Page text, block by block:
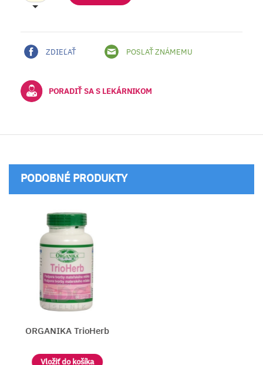
ZDIEĽAŤ POSLAŤ ZNÁMEMU
PORADIŤ SA S LEKÁRNIKOM
PODOBNÉ PRODUKTY
ORGANIKA TrioHerb
Vložiť do košíka